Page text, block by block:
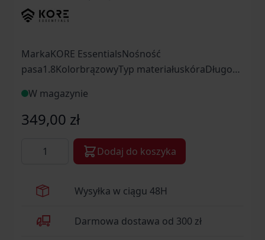
MarkaKORE EssentialsNośność
pasa1.8KolorbrązowyTyp materiałuskóraDługość
[mm]38ProducentKORE Essentials, USA
W magazynie
349,00 zł
Dodaj do koszyka
Wysyłka w ciągu 48H
Darmowa dostawa od 300 zł